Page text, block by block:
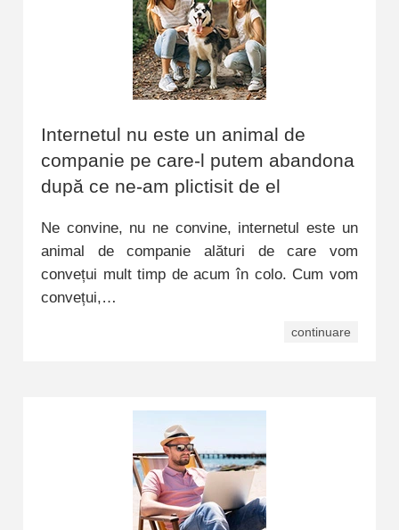
Internetul nu este un animal de
companie pe care-l putem abandona
după ce ne-am plictisit de el
Ne convine, nu ne convine, internetul este un
animal de companie alături de care vom
convețui mult timp de acum în colo. Cum vom
convețui,…
continuare